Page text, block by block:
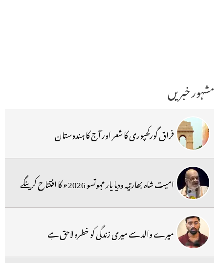
مشہور خبریں
فراق گورکھپوری کا شعر اور آج کا ہندوستان
امیت شاہ بھارتیہ ودیا پار مہوتسو 2026ء کا افتتاح کرینگے
میرے والد سے میری زندگی کو خطرہ لاحق ہے